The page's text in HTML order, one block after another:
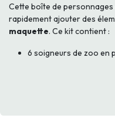
Cette boîte de
rapidement ajouter des
maquette. Ce kit contient :
6 soigneurs de zoo en